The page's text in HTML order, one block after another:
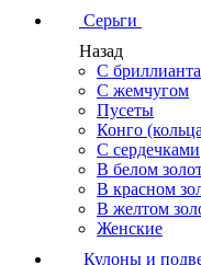
Серьги
Назад
С
С жемчугом
Пусеты
Конго
С сердечками
В белом
В красном
В желтом
Женские
Кулоны и